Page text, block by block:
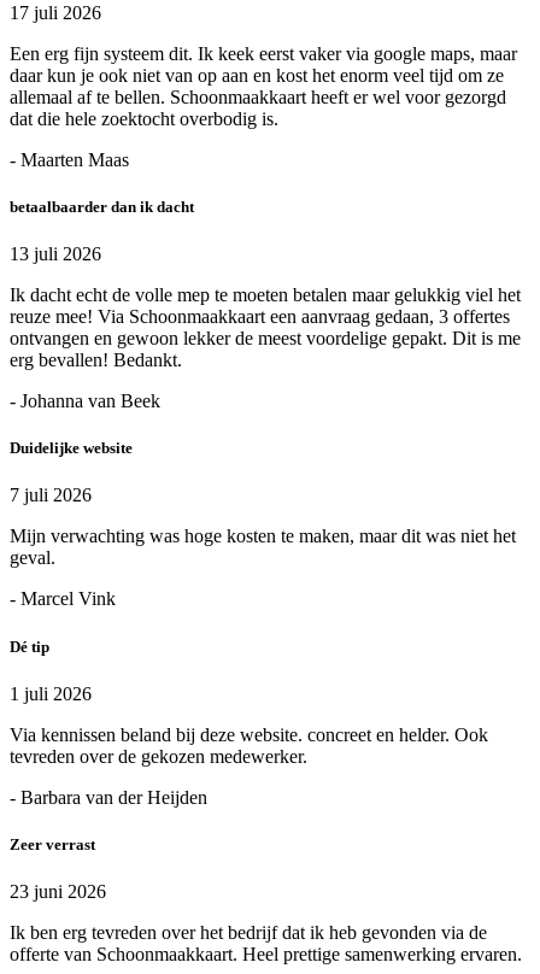
17 juli 2026
Een erg fijn systeem dit. Ik keek eerst vaker via google maps, maar
daar kun je ook niet van op aan en kost het enorm veel tijd om ze
allemaal af te bellen. Schoonmaakkaart heeft er wel voor gezorgd
dat die hele zoektocht overbodig is.
- Maarten Maas
betaalbaarder dan ik dacht
13 juli 2026
Ik dacht echt de volle mep te moeten betalen maar gelukkig viel het
reuze mee! Via Schoonmaakkaart een aanvraag gedaan, 3 offertes
ontvangen en gewoon lekker de meest voordelige gepakt. Dit is me
erg bevallen! Bedankt.
- Johanna van Beek
Duidelijke website
7 juli 2026
Mijn verwachting was hoge kosten te maken, maar dit was niet het
geval.
- Marcel Vink
Dé tip
1 juli 2026
Via kennissen beland bij deze website. concreet en helder. Ook
tevreden over de gekozen medewerker.
- Barbara van der Heijden
Zeer verrast
23 juni 2026
Ik ben erg tevreden over het bedrijf dat ik heb gevonden via de
offerte van Schoonmaakkaart. Heel prettige samenwerking ervaren.